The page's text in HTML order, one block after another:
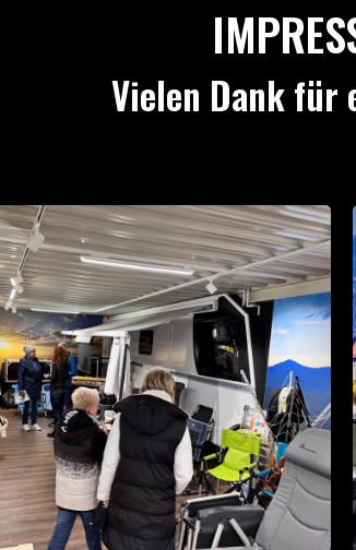
Vielen Dank für